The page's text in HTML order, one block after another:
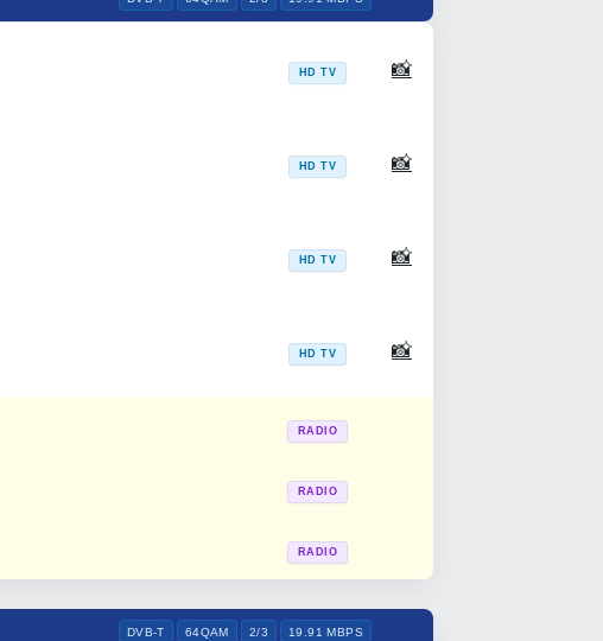
HD TV 📸
HD TV 📸
HD TV 📸
HD TV 📸
RADIO
RADIO
RADIO
DVB-T 64QAM 2/3 19.91 MBPS